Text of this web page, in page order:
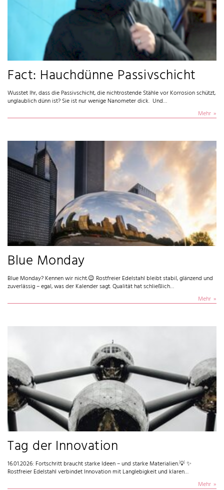
Fact: Hauchdünne Passivschicht
Wusstet Ihr, dass die Passivschicht, die nichtrostende Stähle vor Korrosion schützt,
unglaublich dünn ist? Sie ist nur wenige Nanometer dick. Und…
Mehr
Blue Monday
Blue Monday? Kennen wir nicht.😉 Rostfreier Edelstahl bleibt stabil, glänzend und
zuverlässig – egal, was der Kalender sagt. Qualität hat schließlich…
Mehr
Tag der Innovation
16.01.2026: Fortschritt braucht starke Ideen – und starke Materialien.💡 ✨
Rostfreier Edelstahl verbindet Innovation mit Langlebigkeit und klaren…
Mehr